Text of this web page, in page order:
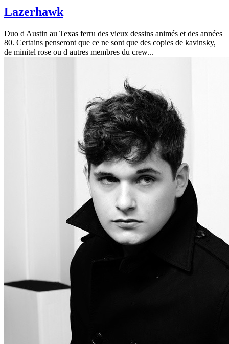
Lazerhawk
Duo d Austin au Texas ferru des vieux dessins animés et des années
80. Certains penseront que ce ne sont que des copies de kavinsky,
de minitel rose ou d autres membres du crew...